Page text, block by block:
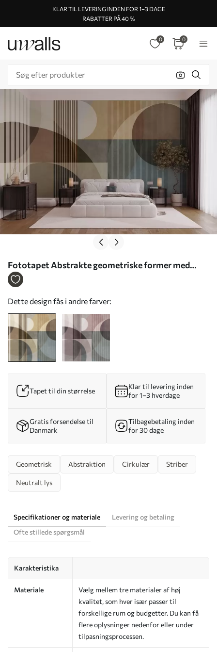
KLAR TIL LEVERING INDEN FOR 1–3 DAGE
RABATTER PÅ 40 %
0 0
Fototapet Abstrakte geometriske former med
cirkler og linjer, dæmpede jordfarver, struktureret
Dette design fås i andre farver:
Tapet til din størrelse
Klar til levering inden
for 1–3 hverdage
Gratis forsendelse til
Danmark
Tilbagebetaling inden
for 30 dage
Geometrisk Abstraktion Cirkulær Striber
Neutralt lys
Specifikationer og materiale
Levering og betaling
Ofte stillede spørgsmål
Karakteristika
Materiale
Vælg mellem tre materialer af høj
kvalitet, som hver især passer til
forskellige rum og budgetter. Du kan få
flere oplysninger nedenfor eller under
tilpasningsprocessen.